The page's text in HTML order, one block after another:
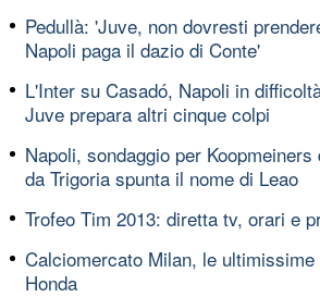
Pedullà: 'Juve, non dovresti
Napoli paga il dazio di Conte'
L'Inter su Casadó, Napoli in
Juve prepara altri cinque colpi
Napoli, sondaggio per
da Trigoria spunta il nome di Leao
Trofeo Tim 2013: diretta tv, orari e
Calciomercato Milan, le
Honda